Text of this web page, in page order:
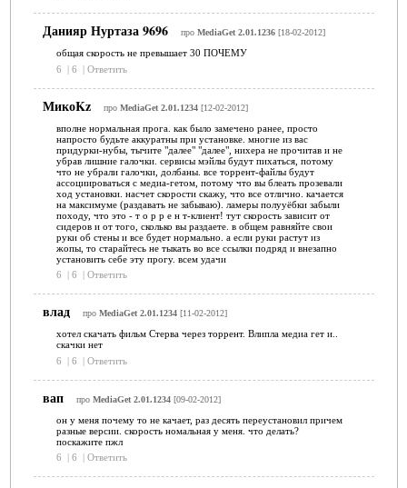
Данияр Нуртаза 9696 про MediaGet 2.01.1236[18-02-2012]
общая скорость не превышает 30 ПОЧЕМУ
6
| 6 | Ответить
МикоKz про MediaGet 2.01.1234[12-02-2012]
вполне нормальная прога. как было замечено ранее, просто
напросто будьте аккуратны при установке. многие из вас
придурки-нубы, тычите "далее" "далее", нихера не прочитав и не
убрав лишние галочки. сервисы мэйлы будут пихаться, потому
что не убрали галочки, долбаны. все торрент-файлы будут
ассоциироваться с медиа-гетом, потому что вы блеать прозевали
ход установки. насчет скорости скажу, что все отлично. качается
на максимуме (раздавать не забываю). ламеры полууёбки забыли
походу, что это - т о р р е н т-клиент! тут скорость зависит от
сидеров и от того, сколько вы раздаете. в общем равняйте свои
руки об стены и все будет нормально. а если руки растут из
жoпы, то старайтесь не тыкать во все ссылки подряд и внезапно
установить себе эту прогу. всем удачи
6
| 6 | Ответить
влад про MediaGet 2.01.1234[11-02-2012]
хотел скачать фильм Стерва через торрент. Влипла медиа гет и..
скачки нет
6
| 6 | Ответить
вап про MediaGet 2.01.1234[09-02-2012]
он у меня почему то не качает, раз десять переустановил причем
разные версии. скорость номальная у меня. что делать?
поскажите пжл
6
| 6 | Ответить